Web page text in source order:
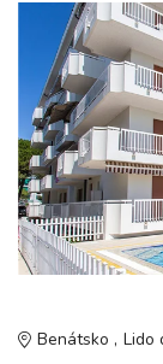
Benátsko Lido